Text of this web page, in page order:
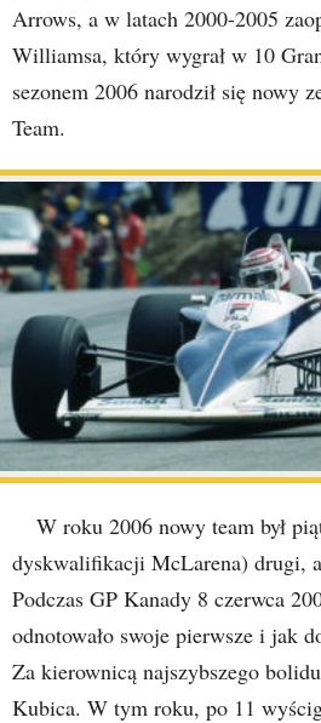
Arrows, a w latach 2000-2005
Williamsa, który wygrał w 10
sezonem 2006 narodził się nowy
Team.
W roku 2006 nowy team był
dyskwalifikacji McLarena) drugi,
Podczas GP Kanady 8 czerwca
odnotowało swoje pierwsze i jak
Za kierownicą najszybszego
Kubica. W tym roku, po 11